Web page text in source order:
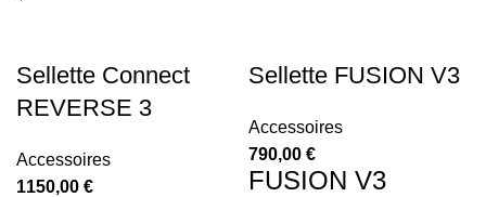
Sellette Connect
REVERSE 3
Accessoires
1150,00 €
Sellette FUSION V3
Accessoires
790,00 €
FUSION V3